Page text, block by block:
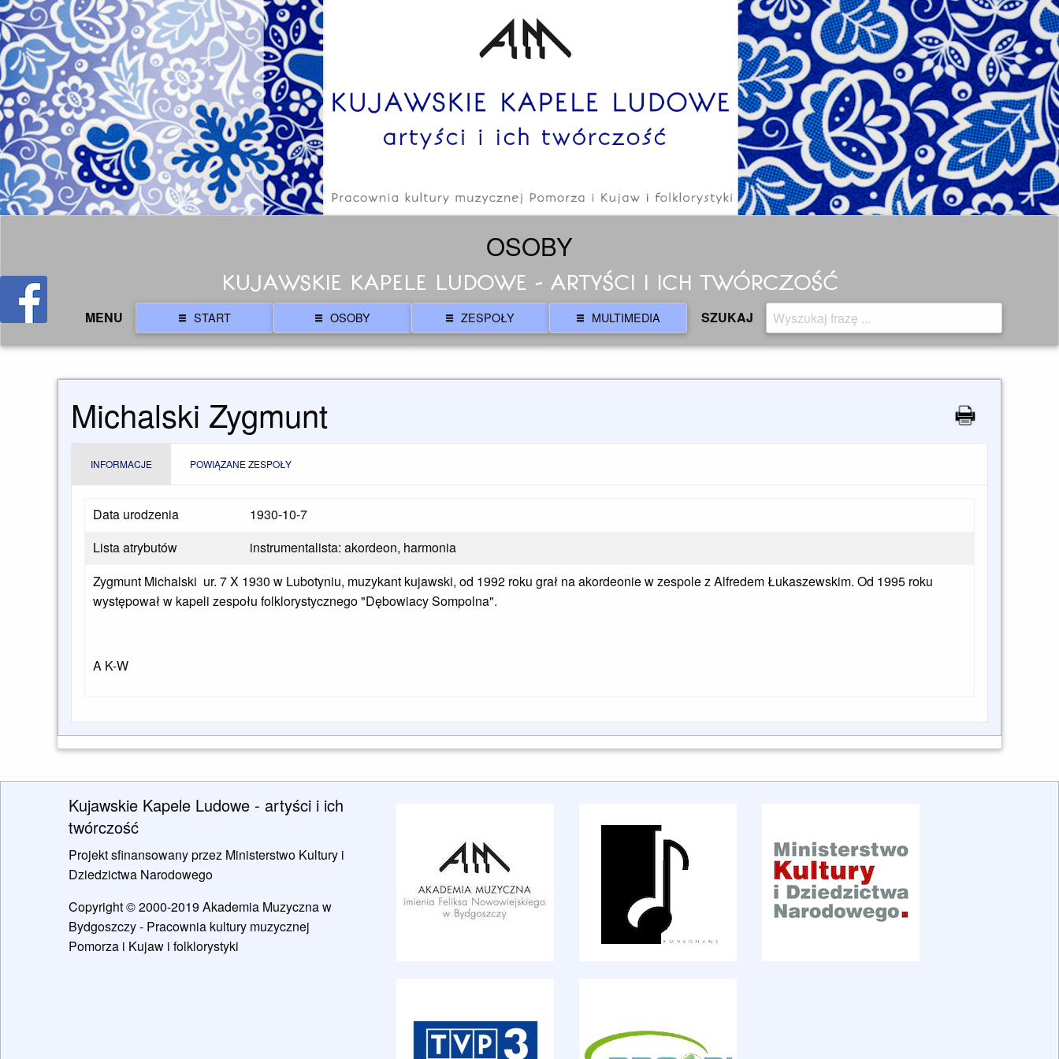
OSOBY
KUJAWSKIE KAPELE LUDOWE - ARTYŚCI I ICH TWÓRCZOŚĆ
MENU START OSOBY ZESPOŁY MULTIMEDIA SZUKAJ
Michalski Zygmunt
INFORMACJE POWIĄZANE ZESPOŁY
Data urodzenia
1930-10-7
Lista atrybutów
instrumentalista: akordeon, harmonia
Zygmunt Michalski ur. 7 X 1930 w Lubotyniu, muzykant kujawski, od 1992 roku grał na akordeoniew zespole z Alfredem Łukaszewskim. Od 1995 roku
występował w kapeli zespołu folklorystycznego "DębowiacySompolna".
A K-W
Kujawskie Kapele Ludowe - artyści i ich
twórczość
Projekt sfinansowany przez Ministerstwo Kultury i
Dziedzictwa Narodowego
Copyright © 2000-2019 Akademia Muzyczna w
Bydgoszczy - Pracownia kultury muzycznej
Pomorza i Kujaw i folklorystyki